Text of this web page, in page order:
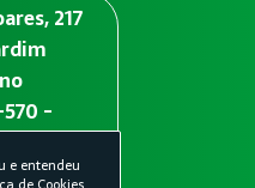
217
-
e entendeu